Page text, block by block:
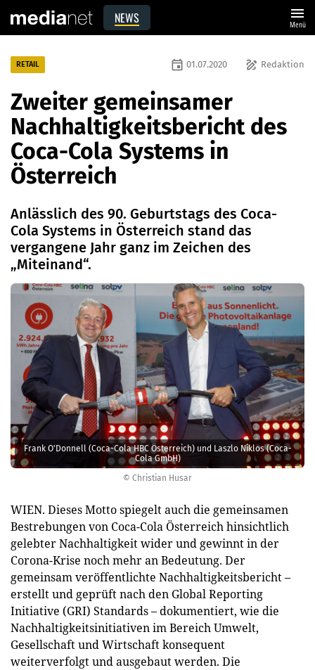
NEWS menu
Menü
© Christian Husar
Frank O'Donnell (Coca-Cola HBC Österreich) und Laszlo Niklos (Coca-
Cola GmbH)
RETAIL draw Redaktion
event 01.07.2020
Zweiter gemeinsamer
Nachhaltigkeitsbericht des
Coca-Cola Systems in
Österreich
Anlässlich des 90. Geburtstags des Coca-
Cola Systems in Österreich stand das
vergangene Jahr ganz im Zeichen des
„Miteinand“.
WIEN. Dieses Motto spiegelt auch die gemeinsamen
Bestrebungen von Coca-Cola Österreich hinsichtlich
gelebter Nachhaltigkeit wider und gewinnt in der
Corona-Krise noch mehr an Bedeutung. Der
gemeinsam veröffentlichte Nachhaltigkeitsbericht –
erstellt und geprüft nach den Global Reporting
Initiative (GRI) Standards – dokumentiert, wie die
Nachhaltigkeitsinitiativen im Bereich Umwelt,
Gesellschaft und Wirtschaft konsequent
weiterverfolgt und ausgebaut werden. Die